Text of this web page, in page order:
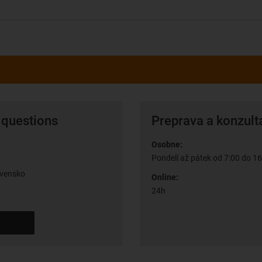
Preprava a
Osobne:
Pondelí až pátek od 7:00 do
Online:
24h